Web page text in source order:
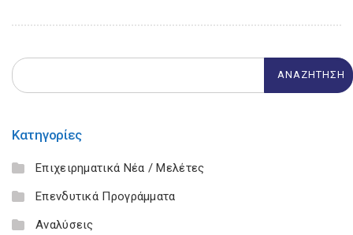
Κατηγορίες
Επιχειρηματικά Νέα / Μελέτες
Επενδυτικά Προγράμματα
Αναλύσεις